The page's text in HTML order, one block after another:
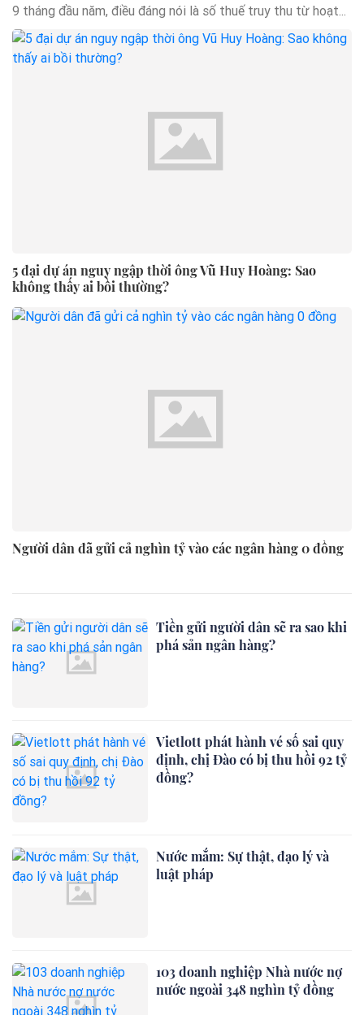
9 tháng đầu năm, điều đáng nói là số thuế truy thu từ hoạt...
5 đại dự án nguy ngập thời ông Vũ Huy Hoàng: Sao
không thấy ai bồi thường?
Người dân đã gửi cả nghìn tỷ vào các ngân hàng 0 đồng
Tiền gửi người dân sẽ ra sao khi
phá sản ngân hàng?
Vietlott phát hành vé số sai quy
định, chị Đào có bị thu hồi 92 tỷ
đồng?
Nước mắm: Sự thật, đạo lý và
luật pháp
103 doanh nghiệp Nhà nước nợ
nước ngoài 348 nghìn tỷ đồng